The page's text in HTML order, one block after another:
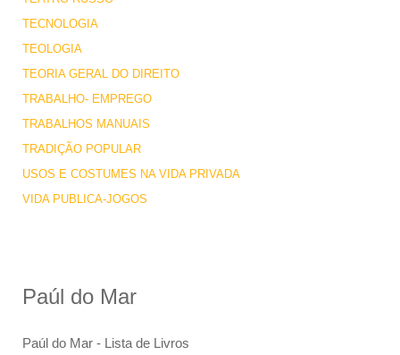
TECNOLOGIA
TEOLOGIA
TEORIA GERAL DO DIREITO
TRABALHO- EMPREGO
TRABALHOS MANUAIS
TRADIÇÃO POPULAR
USOS E COSTUMES NA VIDA PRIVADA
VIDA PUBLICA-JOGOS
Paúl do Mar
Paúl do Mar - Lista de Livros